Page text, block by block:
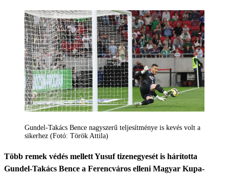
Gundel-Takács Bence nagyszerű teljesítménye is kevés volt a
sikerhez (Fotó: Török Attila)
Több remek védés mellett Yusuf tizenegyesét is hárította
Gundel-Takács Bence a Ferencváros elleni Magyar Kupa-